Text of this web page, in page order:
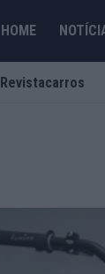
HOME
Revistacarros